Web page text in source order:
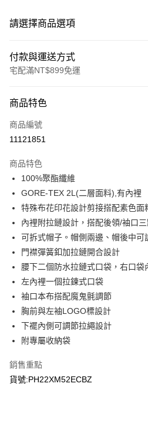
請選擇商品選項
付款與運送方式
宅配滿NT$899免運
信用卡一次付款
LINE Pay
悠遊付
Google Pay
運送方式
每筆NT$90，滿NT$899(含以上)免運
宅配(離島)
每筆NT$399，滿NT$18,000(含以上)
商品特色
商品編號
11121851
商品特色
100%聚酯纖維
GORE-TEX 2L(二層面料),有內裡
特殊布花印花設計剪接搭配素色面
內裡附拉鏈設計，搭配後領/袖口
可拆式帽子。帽側兩邊、帽後中可
門襟彈簧釦加拉鏈開合設計
腰下二個防水拉鏈式口袋，右口袋
左內裡一個拉鍊式口袋
袖口本布搭配魔鬼氈調節
胸前與左袖LOGO標設計
下襬內側可調節拉繩設計
附專屬收納袋
銷售重點
貨號:PH22XM52ECBZ